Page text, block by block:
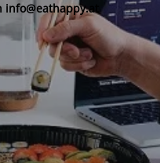
info@eathappy.at